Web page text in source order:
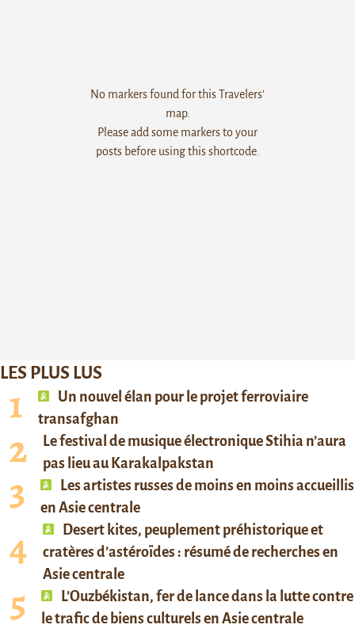
No markers found for this Travelers'
map.
Please add some markers to your
posts before using this shortcode.
LES PLUS LUS
Un nouvel élan pour le projet ferroviaire
transafghan
Le festival de musique électronique Stihia n’aura
pas lieu au Karakalpakstan
Les artistes russes de moins en moins accueillis
en Asie centrale
Desert kites, peuplement préhistorique et
cratères d’astéroïdes : résumé de recherches en
Asie centrale
L’Ouzbékistan, fer de lance dans la lutte contre
le trafic de biens culturels en Asie centrale